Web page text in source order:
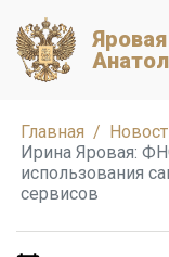
Главная
Ирина Яровая:
использования
сервисов